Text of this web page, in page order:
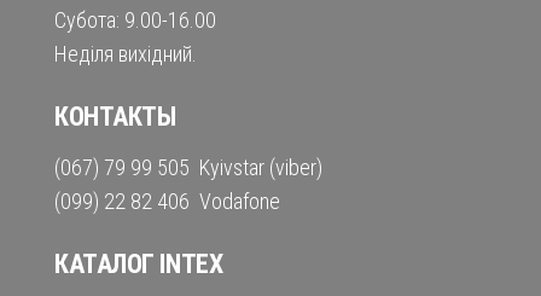
Субота: 9.00-16.00
Неділя вихідний.
КОНТАКТЫ
(067) 79 99 505 Kyivstar (viber)
(099) 22 82 406 Vodafone
КАТАЛОГ INTEX